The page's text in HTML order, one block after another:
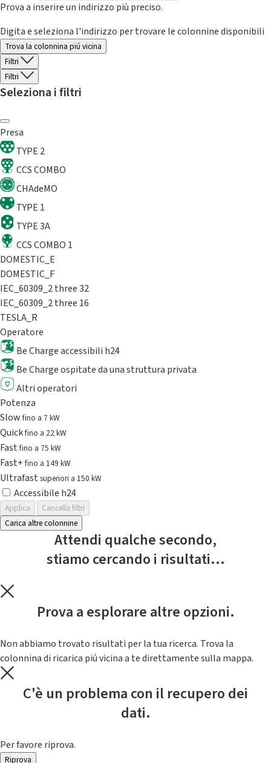
Prova a inserire un indirizzo più preciso.
Digita e seleziona l'indirizzo per trovare le colonnine disponibili
Trova la colonnina piú vicina
Filtri
Filtri
Seleziona i filtri
Presa
TYPE 2
CCS COMBO
CHAdeMO
TYPE 1
TYPE 3A
CCS COMBO 1
DOMESTIC_E
DOMESTIC_F
IEC_60309_2 three 32
IEC_60309_2 three 16
TESLA_R
Operatore
Be Charge accessibili h24
Be Charge ospitate da una struttura privata
Altri operatori
Potenza
Slowfino a 7 kW
Quickfino a 22 kW
Fastfino a 75 kW
Fast+fino a 149 kW
Ultrafast superiori a 150 kW
Accessibile h24
Applica
Cancella filtri
Carica altre colonnine
Attendi qualche secondo,
stiamo cercando i risultati...
Prova a esplorare altre opzioni.
Non abbiamo trovato risultati per la tua ricerca. Trova la
colonnina di ricarica piú vicina a te direttamente sulla mappa.
C'è un problema con il recupero dei
dati.
Per favore riprova.
Riprova